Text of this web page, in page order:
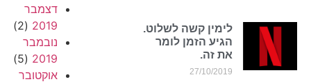
לימין קשה לשלוט.
הגיע הזמן לומר
את זה.
27/10/2019
דצמבר
2019
(2)
נובמבר
2019
(5)
אוקטובר